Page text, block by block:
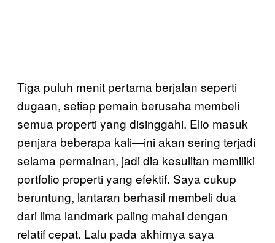
Tiga puluh menit pertama berjalan seperti
dugaan, setiap pemain berusaha membeli
semua properti yang disinggahi. Elio masuk
penjara beberapa kali—ini akan sering terjadi
selama permainan, jadi dia kesulitan memiliki
portfolio properti yang efektif. Saya cukup
beruntung, lantaran berhasil membeli dua
dari lima landmark paling mahal dengan
relatif cepat. Lalu pada akhirnya saya